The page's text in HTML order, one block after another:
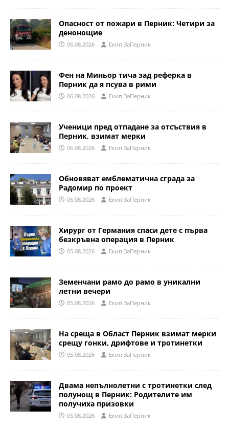
Опасност от пожари в Перник: Четири за
денонощие
06.08.2026 Eкип ЗаПерник
Фен на Миньор тича зад реферка в
Перник да я псува в рими
06.08.2026 Eкип ЗаПерник
Ученици пред отпадане за отсъствия в
Перник, взимат мерки
06.08.2026 Eкип ЗаПерник
Обновяват емблематична сграда за
Радомир по проект
06.08.2026 Eкип ЗаПерник
Хирург от Германия спаси дете с първа
безкръвна операция в Перник
05.08.2026 Eкип ЗаПерник
Земенчани рамо до рамо в уникални
летни вечери
05.08.2026 Eкип ЗаПерник
На среща в Област Перник взимат мерки
срещу гонки, дрифтове и тротинетки
05.08.2026 Eкип ЗаПерник
Двама непълнолетни с тротинетки след
полунощ в Перник: Родителите им
получиха призовки
05.08.2026 Eкип ЗаПерник